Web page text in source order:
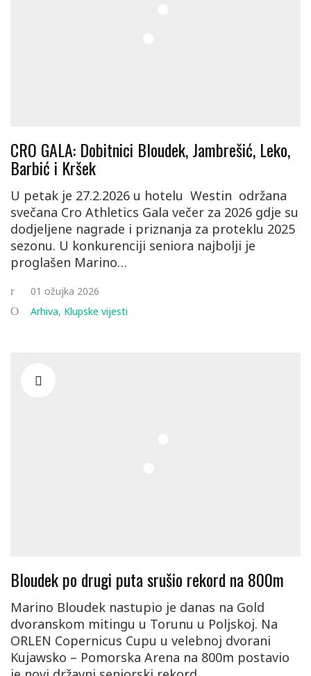
CRO GALA: Dobitnici Bloudek, Jambrešić, Leko,
Barbić i Kršek
U petak je 27.2.2026 u hotelu Westin održana
svečana Cro Athletics Gala večer za 2026 gdje su
dodjeljene nagrade i priznanja za proteklu 2025
sezonu. U konkurenciji seniora najbolji je
proglašen Marino…
01 ožujka 2026
Arhiva, Klupske vijesti
Bloudek po drugi puta srušio rekord na 800m
Marino Bloudek nastupio je danas na Gold
dvoranskom mitingu u Torunu u Poljskoj. Na
ORLEN Copernicus Cupu u velebnoj dvorani
Kujawsko – Pomorska Arena na 800m postavio